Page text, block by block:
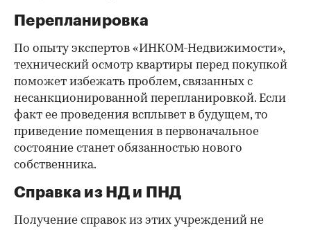
Перепланировка
По опыту экспертов «ИНКОМ-Недвижимости»,
технический осмотр квартиры перед покупкой
поможет избежать проблем, связанных с
несанкционированной перепланировкой. Если
факт ее проведения всплывет в будущем, то
приведение помещения в первоначальное
состояние станет обязанностью нового
собственника.
Справка из НД и ПНД
Получение справок из этих учреждений не